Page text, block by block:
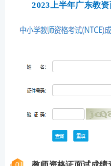
2023上半年广东教